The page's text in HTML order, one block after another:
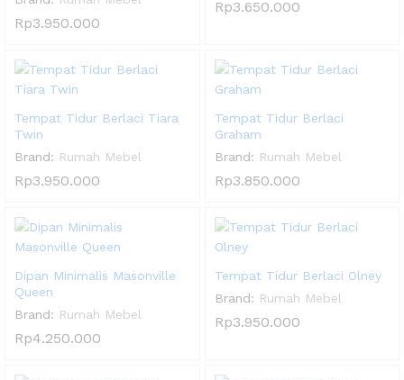
Rp3.950.000
Rp3.650.000
Tempat Tidur Berlaci Tiara
Twin
Brand: Rumah Mebel
Rp3.950.000
Tempat Tidur Berlaci
Graham
Brand: Rumah Mebel
Rp3.850.000
Dipan Minimalis Masonville
Queen
Brand: Rumah Mebel
Rp4.250.000
Tempat Tidur Berlaci Olney
Brand: Rumah Mebel
Rp3.950.000